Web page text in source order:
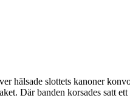
hälsade slottets kanoner
Där banden korsades satt